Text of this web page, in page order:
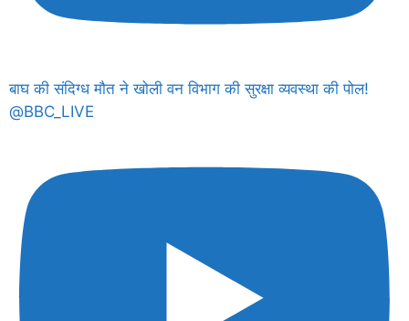
बाघ की संदिग्ध मौत ने खोली वन विभाग की सुरक्षा व्यवस्था की पोल!
@BBC_LIVE